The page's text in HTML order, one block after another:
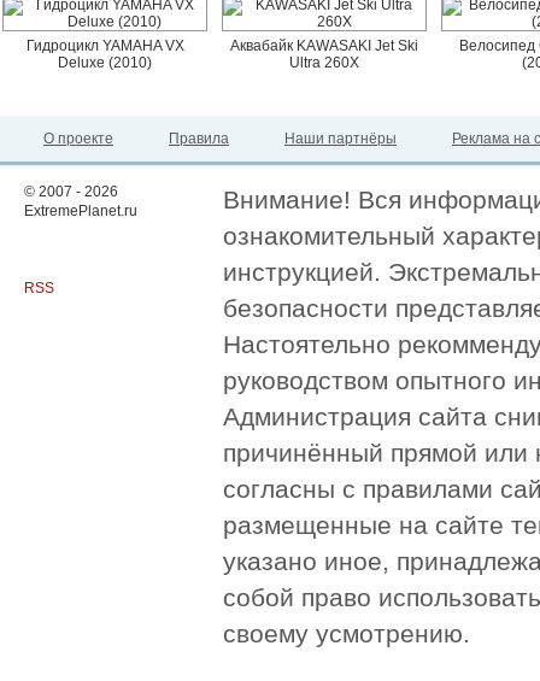
Гидроцикл YAMAHA VX
Deluxe (2010)
Аквабайк KAWASAKI Jet Ski
Ultra 260X
Велосипед
О проекте Правила Наши партнёры Реклама на
© 2007 - 2026
ExtremePlanet.ru
RSS
Внимание! Вся
ознакомительный
инструкцией.
безопасности
Настоятельно
руководством опытного
Администрация сайта
причинённый прямой или
согласны с правилами
размещенные на сайте
указано иное,
собой право
своему усмотрению.